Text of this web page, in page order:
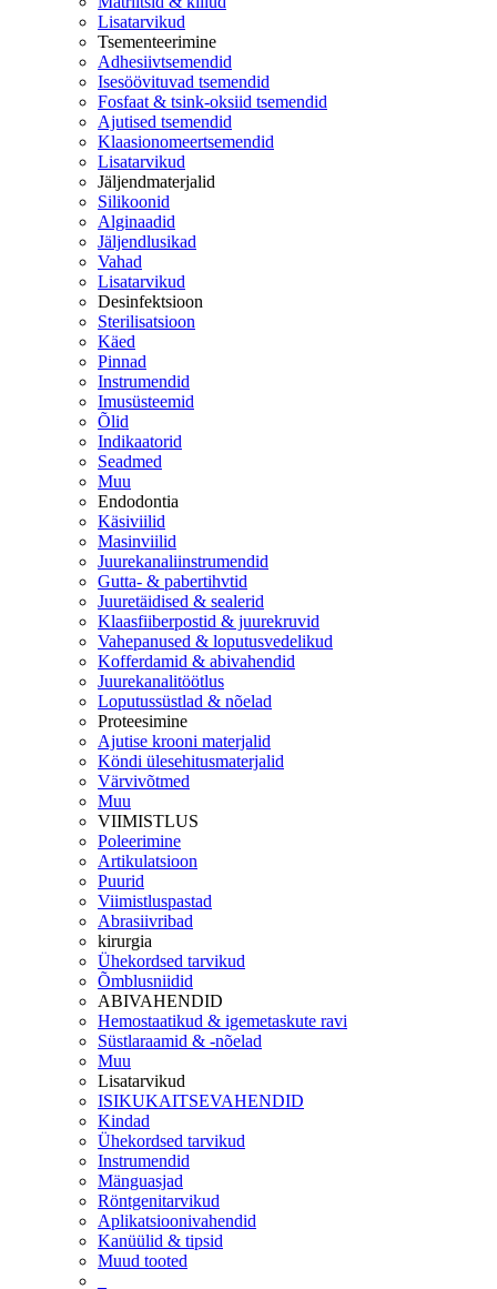
Lisatarvikud
Tsementeerimine
Adhesiivtsemendid
Isesöövituvad tsemendid
Fosfaat & tsink-oksiid tsemendid
Ajutised tsemendid
Klaasionomeertsemendid
Lisatarvikud
Jäljendmaterjalid
Silikoonid
Alginaadid
Jäljendlusikad
Vahad
Lisatarvikud
Desinfektsioon
Sterilisatsioon
Käed
Pinnad
Instrumendid
Imusüsteemid
Õlid
Indikaatorid
Seadmed
Muu
Endodontia
Käsiviilid
Masinviilid
Juurekanaliinstrumendid
Gutta- & pabertihvtid
Juuretäidised & sealerid
Klaasfiiberpostid & juurekruvid
Vahepanused & loputusvedelikud
Kofferdamid & abivahendid
Juurekanalitöötlus
Loputussüstlad & nõelad
Proteesimine
Ajutise krooni materjalid
Köndi ülesehitusmaterjalid
Värvivõtmed
Muu
VIIMISTLUS
Poleerimine
Artikulatsioon
Puurid
Viimistluspastad
Abrasiivribad
kirurgia
Ühekordsed tarvikud
Õmblusniidid
ABIVAHENDID
Hemostaatikud & igemetaskute ravi
Süstlaraamid & -nõelad
Muu
Lisatarvikud
ISIKUKAITSEVAHENDID
Kindad
Ühekordsed tarvikud
Instrumendid
Mänguasjad
Röntgenitarvikud
Aplikatsioonivahendid
Kanüülid & tipsid
Muud tooted